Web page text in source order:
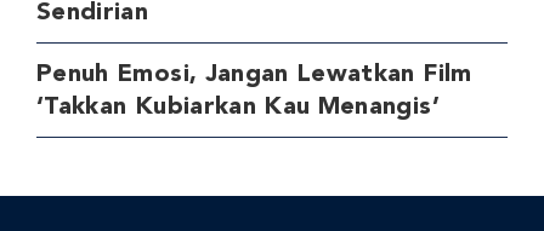
Sendirian
Penuh Emosi, Jangan Lewatkan Film
‘Takkan Kubiarkan Kau Menangis’